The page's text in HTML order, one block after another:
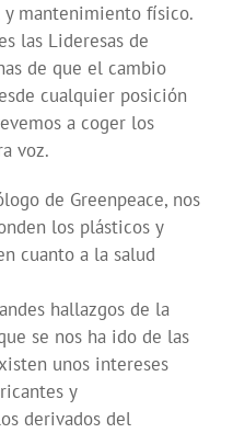
mantenimiento físico.
las Lideresas de
de que el cambio
cualquier posición
a coger los
voz.
de Greenpeace, nos
los plásticos y
cuanto a la salud
hallazgos de la
se nos ha ido de las
unos intereses
y
derivados del